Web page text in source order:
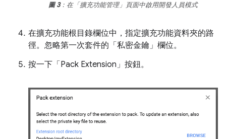
圖 3：在「擴充功能管理」頁面中啟用開發人員模式
在擴充功能根目錄欄位中，指定擴充功能資料夾的路
徑。忽略第一次套件的「私密金鑰」 欄位。
按一下「Pack Extension」 按鈕。